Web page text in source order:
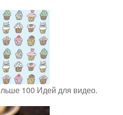
100 Идей для видео.